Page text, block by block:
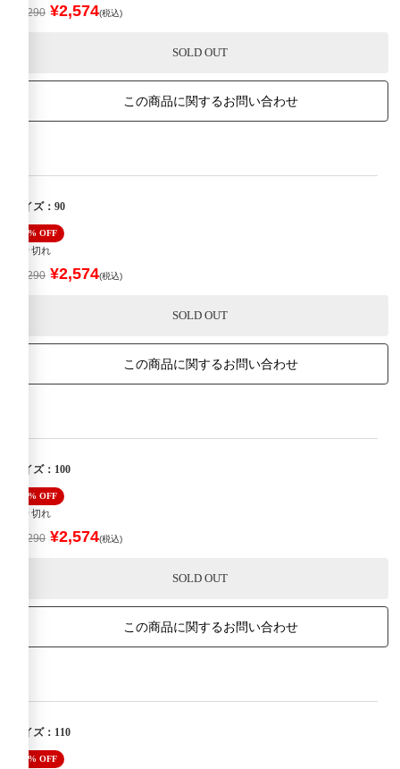
¥4,290 ¥2,574(税込)
SOLD OUT
この商品に関するお問い合わせ
サイズ：90
40% OFF
売り切れ
¥4,290 ¥2,574(税込)
SOLD OUT
この商品に関するお問い合わせ
サイズ：100
40% OFF
売り切れ
¥4,290 ¥2,574(税込)
SOLD OUT
この商品に関するお問い合わせ
サイズ：110
40% OFF